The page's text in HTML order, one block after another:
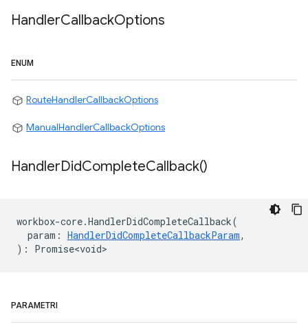
HandlerCallbackOptions
ENUM
RouteHandlerCallbackOptions
ManualHandlerCallbackOptions
HandlerDidCompleteCallback()
workbox-core.HandlerDidCompleteCallback(
param : HandlerDidCompleteCallbackParam,
) : Promise<void>
PARAMETRI